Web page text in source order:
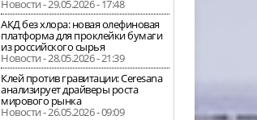
Новости - 29.05.2026 - 17:48
АКД без хлора: новая олефиновая
платформа для проклейки бумаги
из российского сырья
Новости - 28.05.2026 - 21:39
Клей против гравитации: Ceresana
анализирует драйверы роста
мирового рынка
Новости - 26.05.2026 - 09:09